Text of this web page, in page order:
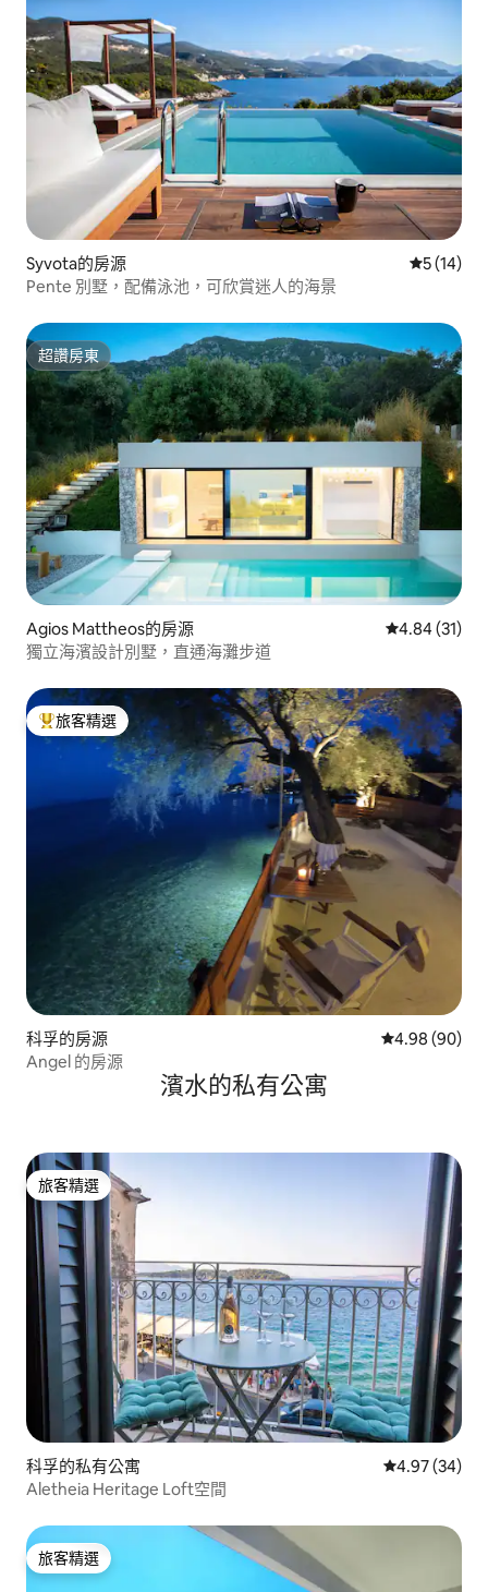
Syvota的房源 從 14 則
5 (14)
Pente 別墅，配備泳池，可欣賞迷人的海景
超讚房東
超讚房東
Agios Mattheos的房源 從 31 則評價
4.84 (31)
獨立海濱設計別墅，直通海灘步道
旅客精選榜首
旅客精選
科孚的房源 從 90 則評價
4.98 (90)
Angel 的房源
濱水的私有公寓
旅客精選
旅客精選
科孚的私有公寓 從 34 則評價
4.97 (34)
Aletheia Heritage Loft空間
旅客精選
旅客精選